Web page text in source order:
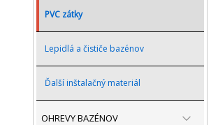
PVC zátky
Lepidlá a čističe bazénov
Ďalší inštalačný materiál
OHREVY BAZÉNOV